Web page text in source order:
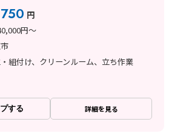
円
円～
組付け、クリーンルーム、立ち作業
する 詳細を見る